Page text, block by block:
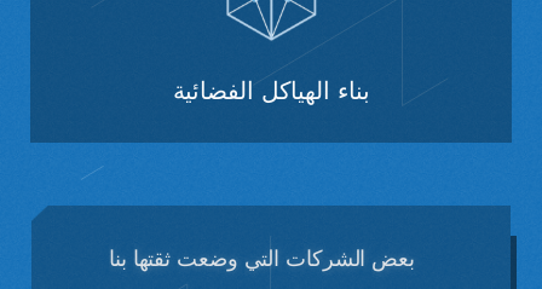
بناء الهياكل الفضائية
بعض الشركات التي وضعت ثقتها بنا